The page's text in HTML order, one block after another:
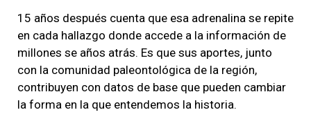
15 años después cuenta que esa adrenalina se repite
en cada hallazgo donde accede a la información de
millones se años atrás. Es que sus aportes, junto
con la comunidad paleontológica de la región,
contribuyen con datos de base que pueden cambiar
la forma en la que entendemos la historia.